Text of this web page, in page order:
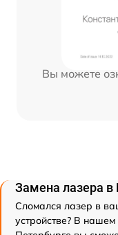
Вы можете
Замена лазера
Сломался лазер в
устройстве? В